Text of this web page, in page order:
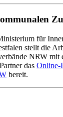
für
stellt die
NRW
das Online-
bereit.